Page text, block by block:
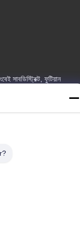
সাবডিস্ট্রিক্ট, ফুটিয়ান